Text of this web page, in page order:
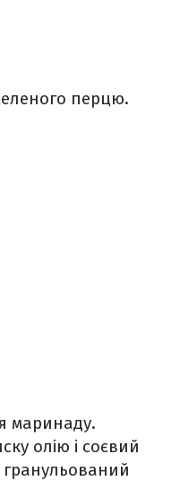
перцю.
маринаду.
олію і соєвий